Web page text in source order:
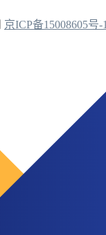
京ICP备15008605号-1